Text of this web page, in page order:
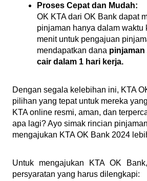
Proses Cepat dan Mudah:
OK KTA dari OK Bank dapat
pinjaman hanya dalam waktu
menit untuk pengajuan
mendapatkan dana
cair dalam 1 hari kerja.
Dengan segala kelebihan ini, KTA
pilihan yang tepat untuk mereka
KTA online resmi, aman, dan
apa lagi? Ayo simak rincian
mengajukan KTA OK Bank 2024
Untuk mengajukan KTA OK
persyaratan yang harus dilengkapi: